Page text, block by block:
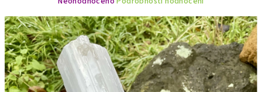
produktu
je
0,0
z
5
hvězdiček.